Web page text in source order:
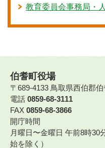
教育委員会事務局・
伯耆町役場
〒689-4133 鳥取県西伯郡
電話 0859-68-3111
FAX 0859-68-3866
開庁時間
月曜日〜金曜日 午前8時30
始を除く）